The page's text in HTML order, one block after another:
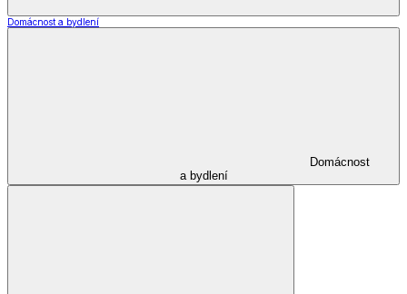
Domácnost a bydlení
Domácnost
a bydlení